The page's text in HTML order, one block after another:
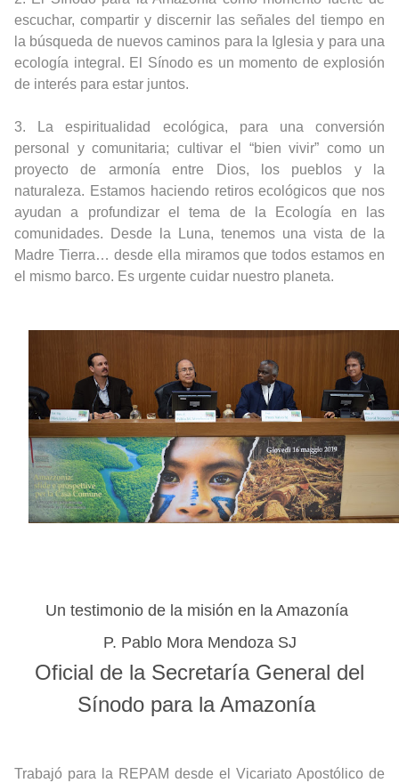
escuchar, compartir y discernir las señales del tiempo en
la búsqueda de nuevos caminos para la Iglesia y para una
ecología integral. El Sínodo es un momento de explosión
de interés para estar juntos.
3. La espiritualidad ecológica, para una conversión
personal y comunitaria; cultivar el “bien vivir” como un
proyecto de armonía entre Dios, los pueblos y la
naturaleza. Estamos haciendo retiros ecológicos que nos
ayudan a profundizar el tema de la Ecología en las
comunidades.
Desde la Luna, tenemos una vista de la
Madre Tierra… desde ella miramos que todos estamos en
el mismo barco. Es urgente cuidar nuestro planeta.
Un testimonio de la misión en la Amazonía
P. Pablo Mora Mendoza SJ
Oficial de la Secretaría General del
Sínodo para la Amazonía
Trabajó para la REPAM desde el Vicariato Apostólico de